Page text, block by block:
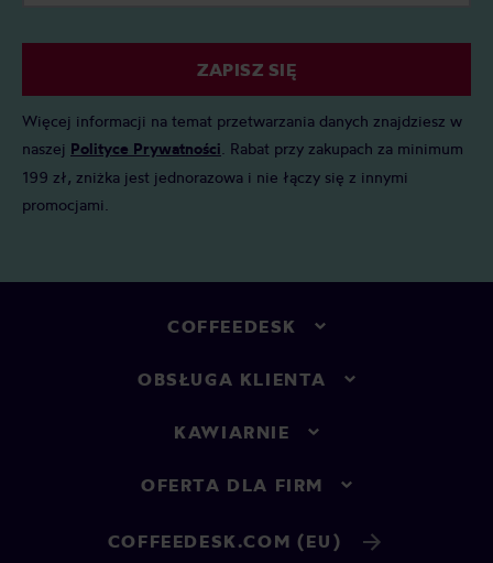
ZAPISZ SIĘ
Więcej informacji na temat przetwarzania danych znajdziesz w
naszej Polityce Prywatności . Rabat przy zakupach za minimum
199 zł, zniżka jest jednorazowa i nie łączy się z innymi
promocjami.
COFFEEDESK
OBSŁUGA KLIENTA
KAWIARNIE
OFERTA DLA FIRM
COFFEEDESK.COM (EU)